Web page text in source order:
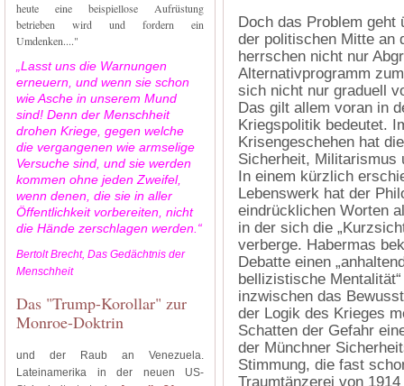
heute eine beispiellose Aufrüstung
betrieben wird und fordern ein
Umdenken...."
„Lasst uns die Warnungen
erneuern, und wenn sie schon
wie Asche in unserem Mund
sind! Denn der Menschheit
drohen Kriege, gegen welche
die vergangenen wie armselige
Versuche sind, und sie werden
kommen ohne jeden Zweifel,
wenn denen, die sie in aller
Öffentlichkeit vorbereiten, nicht
die Hände zerschlagen werden.“
Bertolt Brecht, Das Gedächtnis der
Menschheit
Das "Trump-Korollar" zur
Monroe-Doktrin
und der Raub an Venezuela.
Lateinamerika in der neuen US-
Doch das Problem geht
der politischen Mitte an
herrschen nicht nur
Alternativprogramm
sich nicht nur graduell
Das gilt allem voran in
Kriegspolitik bedeutet.
Krisengeschehen hat
Sicherheit, Militarismus
In einem kürzlich
Lebenswerk hat der
eindrücklichen Worten
in der sich die
verberge. Habermas
Debatte einen
bellizistische
inzwischen das
der Logik des Krieges
Schatten der Gefahr
der Münchner
Stimmung, die fast
Traumtänzerei von